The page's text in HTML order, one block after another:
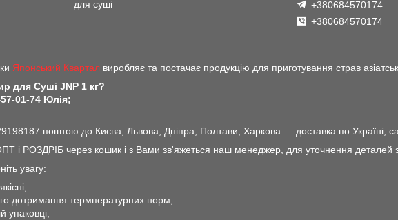
для суші
+380684570174
+380684570174
Японський Квартал виробляє та постачає продукцію для приготування страв
для Суші JNP 1 кг?
01-74 Юлія;
поштою до Києва, Львова, Дніпра, Полтави, Харкова — доставка по Україні,
і РОЗДРІБ через кошик і з Вами зв'яжеться наш менеджер, для уточнення деталей
увагу:
дотримання термпературних норм;
упаковці;